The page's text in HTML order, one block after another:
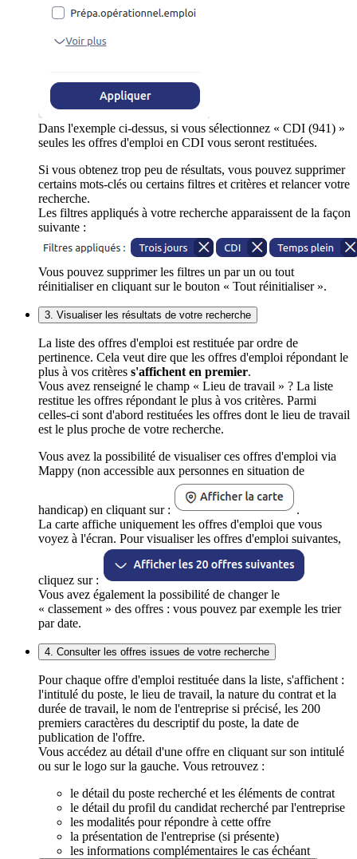
Dans l'exemple ci-dessus, si vous sélectionnez « CDI (941) »
seules les offres d'emploi en CDI vous seront restituées.
Si vous obtenez trop peu de résultats, vous pouvez supprimer
certains mots-clés ou certains filtres et critères et relancer votre
recherche.
Les filtres appliqués à votre recherche apparaissent de la façon
suivante :
Vous pouvez supprimer les filtres un par un ou tout
réinitialiser en cliquant sur le bouton « Tout réinitialiser ».
3. Visualiser les résultats de votre recherche
La liste des offres d'emploi est restituée par ordre de
pertinence. Cela veut dire que les offres d'emploi répondant le
plus à vos critères s'affichent en premier.
Vous avez renseigné le champ « Lieu de travail » ? La liste
restitue les offres répondant le plus à vos critères. Parmi
celles-ci sont d'abord restituées les offres dont le lieu de travail
est le plus proche de votre recherche.
Vous avez la possibilité de visualiser ces offres d'emploi via
Mappy (non accessible aux personnes en situation de
handicap) en cliquant sur :
.
La carte affiche uniquement les offres d'emploi que vous
voyez à l'écran. Pour visualiser les offres d'emploi suivantes,
cliquez sur :
Vous avez également la possibilité de changer le
« classement » des offres : vous pouvez par exemple les trier
par date.
4. Consulter les offres issues de votre recherche
Pour chaque offre d'emploi restituée dans la liste, s'affichent :
l'intitulé du poste, le lieu de travail, la nature du contrat et la
durée de travail, le nom de l'entreprise si précisé, les 200
premiers caractères du descriptif du poste, la date de
publication de l'offre.
Vous accédez au détail d'une offre en cliquant sur son intitulé
ou sur le logo sur la gauche. Vous retrouvez :
le détail du poste recherché et les éléments de contrat
le détail du profil du candidat recherché par l'entreprise
les modalités pour répondre à cette offre
la présentation de l'entreprise (si présente)
les informations complémentaires le cas échéant